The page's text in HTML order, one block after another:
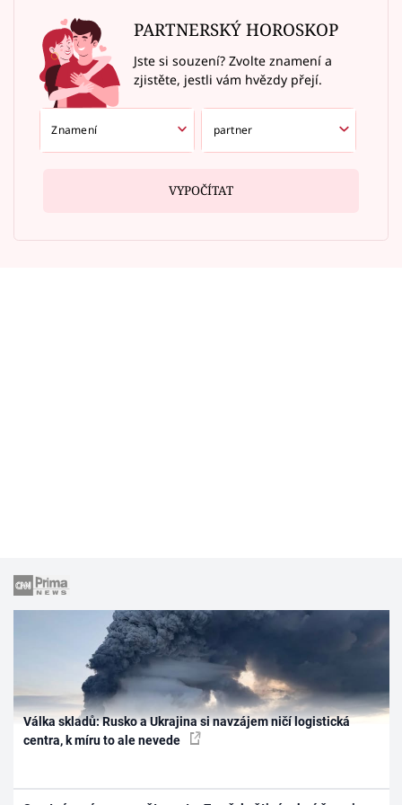
PARTNERSKÝ HOROSKOP
Jste si souzení? Zvolte znamení a
zjistěte, jestli vám hvězdy přejí.
VYPOČÍTAT
Válka skladů: Rusko a Ukrajina si navzájem ničí logistická
centra, k míru to ale nevede